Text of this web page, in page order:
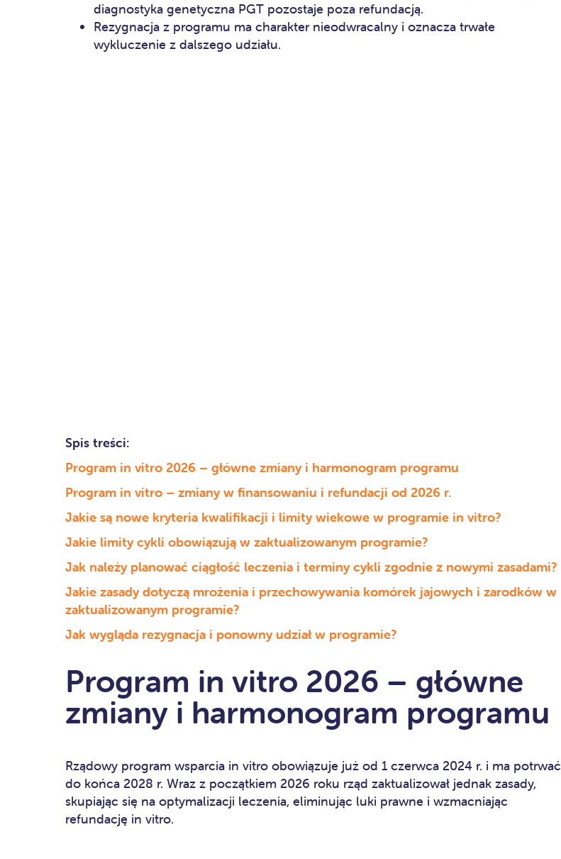
diagnostyka genetyczna PGT pozostaje poza refundacją.
Rezygnacja z programu ma charakter nieodwracalny i oznacza trwałe
wykluczenie z dalszego udziału.
Spis treści:
Program in vitro 2026 – główne zmiany i harmonogram programu
Program in vitro – zmiany w finansowaniu i refundacji od 2026 r.
Jakie są nowe kryteria kwalifikacji i limity wiekowe w programie in vitro?
Jakie limity cykli obowiązują w zaktualizowanym programie?
Jak należy planować ciągłość leczenia i terminy cykli zgodnie z nowymi zasadami?
Jakie zasady dotyczą mrożenia i przechowywania komórek jajowych i zarodków w
zaktualizowanym programie?
Jak wygląda rezygnacja i ponowny udział w programie?
Program in vitro 2026 – główne
zmiany i harmonogram programu
Rządowy program wsparcia in vitro obowiązuje już od 1 czerwca 2024 r. i ma potrwać
do końca 2028 r. Wraz z początkiem 2026 roku rząd zaktualizował jednak zasady,
skupiając się na optymalizacji leczenia, eliminując luki prawne i wzmacniając
refundację in vitro.